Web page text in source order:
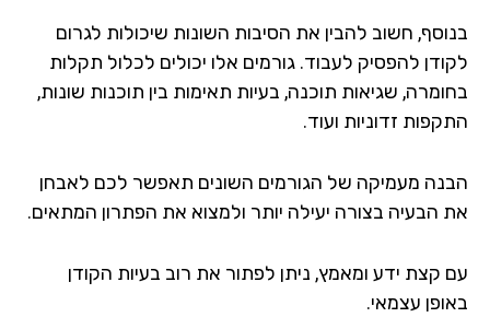
חשוב להבין את הסיבות השונות שיכולות לגרום
להפסיק לעבוד. גורמים אלו יכולים לכלול תקלות
שגיאות תוכנה, בעיות תאימות בין תוכנות שונות,
זדוניות ועוד.
מעמיקה של הגורמים השונים תאפשר לכם לאבחן
הבעיה בצורה יעילה יותר ולמצוא את הפתרון המתאים.
קצת ידע ומאמץ, ניתן לפתור את רוב בעיות הקודן
עצמאי.